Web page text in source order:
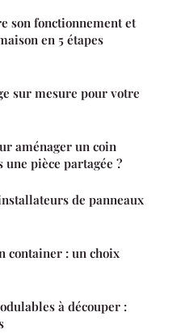
son fonctionnement et
en 5 étapes
sur mesure pour votre
aménager un coin
pièce partagée ?
de panneaux
container : un choix
à découper :